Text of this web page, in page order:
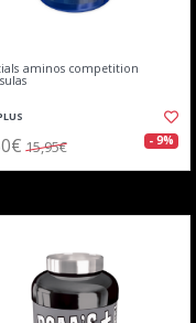
aminos competition
15,95€ - 9%